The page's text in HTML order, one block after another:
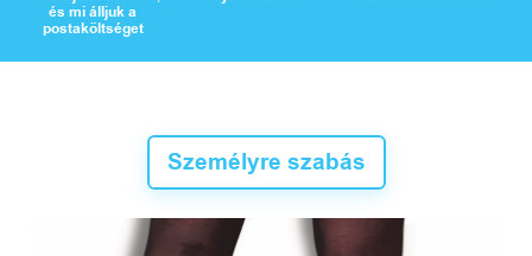
V
és mi álljuk a
postaköltséget
Személyre szabás